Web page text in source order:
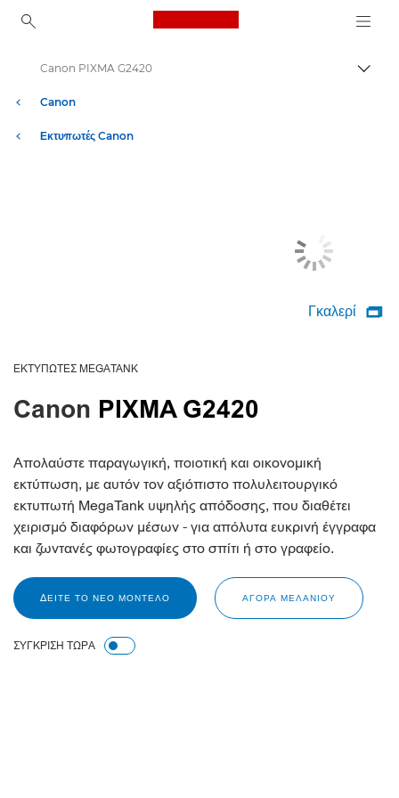
Canon Logo, back to
Canon
Εκτυπωτές Canon
Canon PIXMA G2420
Γκαλερί 
ΕΚΤΥΠΩΤΈΣ MEGATANK
Canon PIXMA G2420
Απολαύστε παραγωγική, ποιοτική και οικονομική
εκτύπωση, με αυτόν τον αξιόπιστο πολυλειτουργικό
εκτυπωτή MegaTank υψηλής απόδοσης, που διαθέτει
χειρισμό διαφόρων μέσων - για απόλυτα ευκρινή έγγραφα
και ζωντανές φωτογραφίες στο σπίτι ή στο γραφείο.
ΔΕΊΤΕ ΤΟ ΝΈΟ ΜΟΝΤΈΛΟ ΑΓΟΡΑ ΜΕΛΑΝΙΟΥ
ΣΥΓΚΡΙΣΗ ΤΩΡΑ